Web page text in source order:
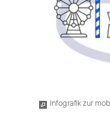
Infografik zur